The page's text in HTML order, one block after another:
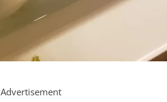
Advertisement